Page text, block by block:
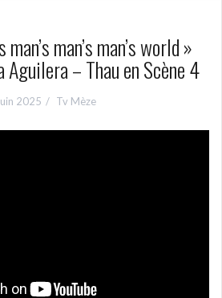
man’s man’s world »
– Thau en Scène 4
2025 Tv Mèze